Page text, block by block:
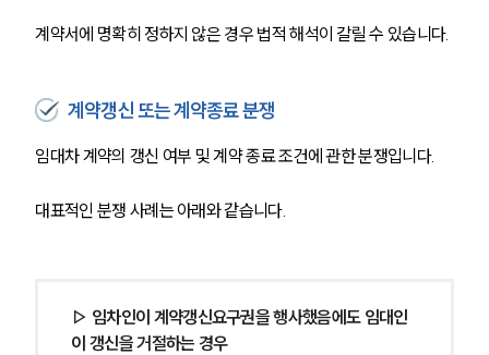
계약서에 명확히 정하지 않은 경우 법적 해석이 갈릴 수 있습니다.
계약갱신 또는 계약종료 분쟁
임대차 계약의 갱신 여부 및 계약 종료 조건에 관한 분쟁입니다.
대표적인 분쟁 사례는 아래와 같습니다.
▷ 임차인이 계약갱신요구권을 행사했음에도 임대인
이 갱신을 거절하는 경우